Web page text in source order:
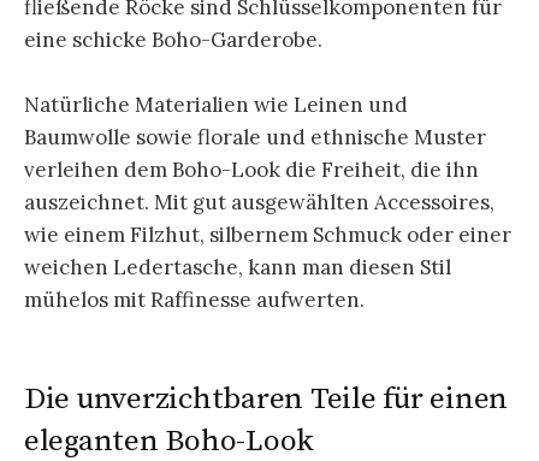
fließende Röcke sind Schlüsselkomponenten für
eine schicke Boho-Garderobe.
Natürliche Materialien wie Leinen und
Baumwolle sowie florale und ethnische Muster
verleihen dem Boho-Look die Freiheit, die ihn
auszeichnet. Mit gut ausgewählten Accessoires,
wie einem Filzhut, silbernem Schmuck oder einer
weichen Ledertasche, kann man diesen Stil
mühelos mit Raffinesse aufwerten.
Die unverzichtbaren Teile für einen
eleganten Boho-Look